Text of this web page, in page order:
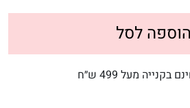
הוספה לסל
מעל 499 ש״ח